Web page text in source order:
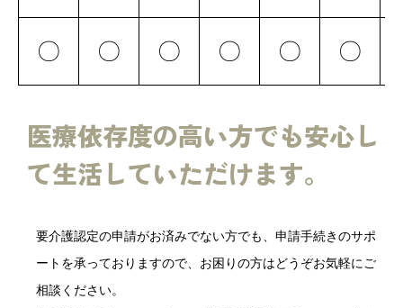
〇 〇 〇 〇 〇 〇
医療依存度の高い方でも安心し
て生活していただけます。
要介護認定の申請がお済みでない方でも、申請手続きのサポ
ートを承っておりますので、お困りの方はどうぞお気軽にご
相談ください。